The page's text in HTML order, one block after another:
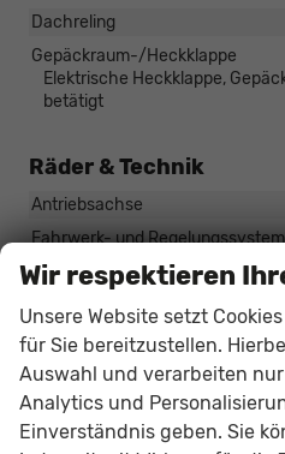
Dachreling
Gepäckraum-/Heckklappe
Elektrische Heckklappe,
betätigt
Räder & Technik
Antriebsachse
Fahrwerk- und
Antiblockiersystem (ABS),
Programm (ESP),
Felgentyp
Sonstiges
Antriebsart
Wir respektieren
Unsere Website setzt
für Sie bereitzustellen.
Auswahl und verarbeiten
Analytics und
Einverständnis geben. Sie